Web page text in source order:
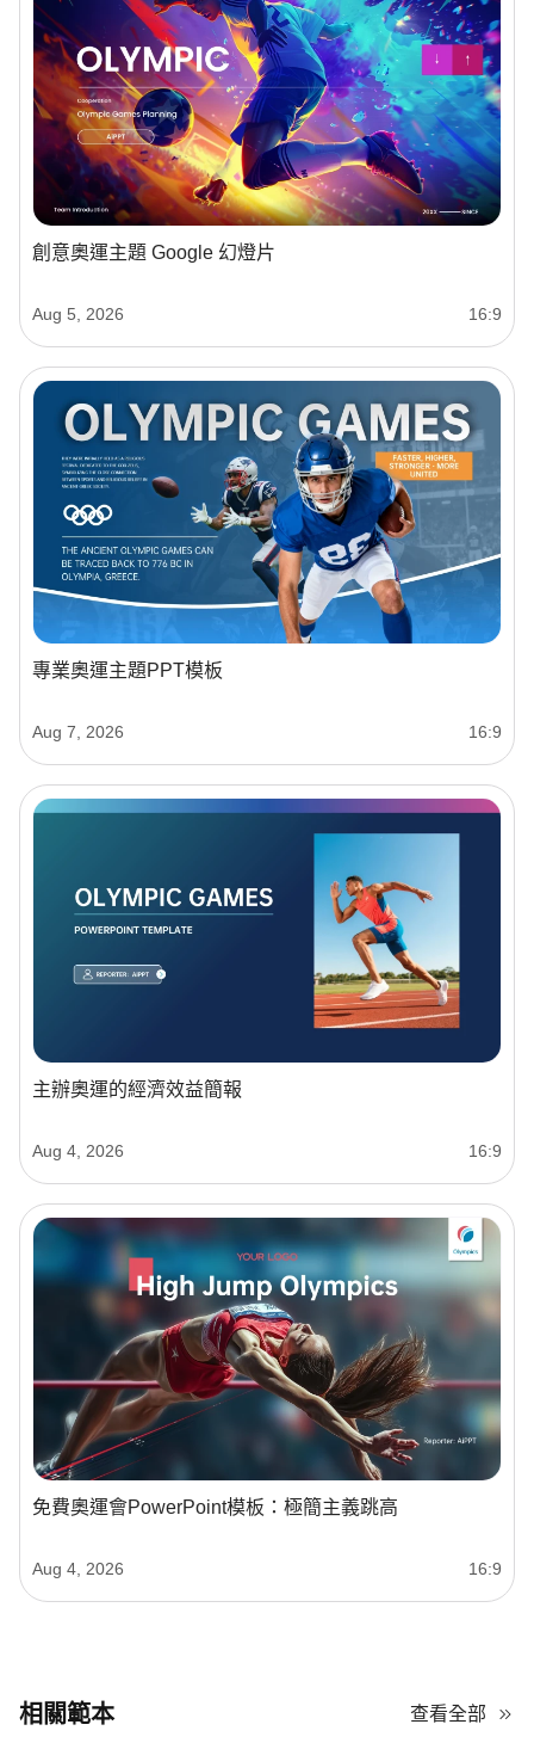
創意奧運主題 Google 幻燈片
Aug 5, 2026 16:9
專業奧運主題PPT模板
Aug 7, 2026 16:9
主辦奧運的經濟效益簡報
Aug 4, 2026 16:9
免費奧運會PowerPoint模板：極簡主義跳高
Aug 4, 2026 16:9
相關範本 查看全部